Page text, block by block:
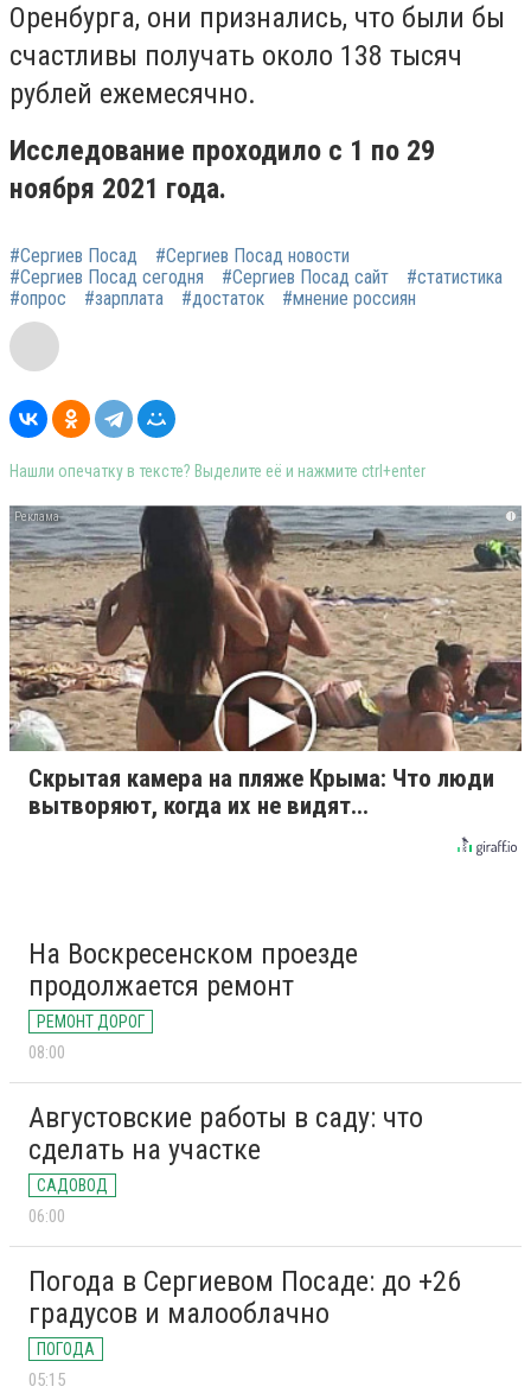
Оренбурга, они признались, что были бы
счастливы получать около 138 тысяч
рублей ежемесячно.
Исследование проходило с 1 по 29
ноября 2021 года.
#Сергиев Посад
#Сергиев Посад новости
#Сергиев Посад сегодня
#Сергиев Посад сайт
#статистика
#опрос
#зарплата #достаток #мнение россиян
Нашли опечатку в тексте? Выделите её и нажмите ctrl+enter
i
Скрытая камера на пляже Крыма: Что люди
вытворяют, когда их не видят...
На Воскресенском проезде
продолжается ремонт
РЕМОНТ ДОРОГ
08:00
Августовские работы в саду: что
сделать на участке
САДОВОД
06:00
Погода в Сергиевом Посаде: до +26
градусов и малооблачно
ПОГОДА
05:15